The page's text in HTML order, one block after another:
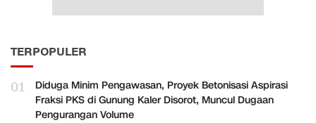
TERPOPULER
01
Diduga Minim Pengawasan, Proyek Betonisasi Aspirasi
Fraksi PKS di Gunung Kaler Disorot, Muncul Dugaan
Pengurangan Volume